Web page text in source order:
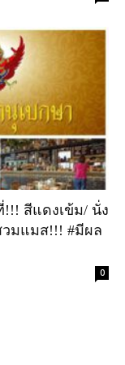
สีแดงเข้ม/ นั่ง
วมแมส!!! #มีผล
0